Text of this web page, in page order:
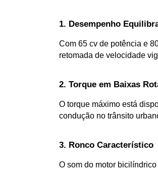
1. Desempenho
Com 65 cv de potência e
retomada de velocidade
2. Torque em Baixas
O torque máximo está
condução no trânsito
3. Ronco Característico
O som do motor